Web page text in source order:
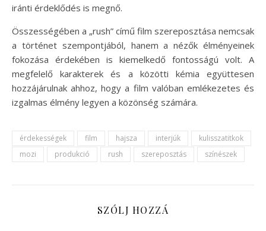
iránti érdeklődés is megnő.
Összességében a „rush” című film szereposztása nemcsak
a történet szempontjából, hanem a nézők élményeinek
fokozása érdekében is kiemelkedő fontosságú volt. A
megfelelő karakterek és a közötti kémia együttesen
hozzájárulnak ahhoz, hogy a film valóban emlékezetes és
izgalmas élmény legyen a közönség számára.
érdekességek film hajsza interjúk
kulisszatitkok
mozi
produkció rush szereposztás színészek
SZÓLJ HOZZÁ